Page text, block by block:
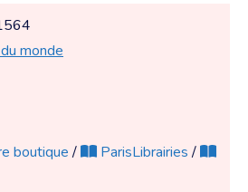
monde
boutique/ ParisLibrairies/